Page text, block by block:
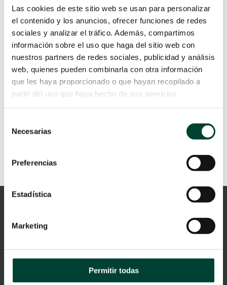
Las cookies de este sitio web se usan para personalizar
el contenido y los anuncios, ofrecer funciones de redes
sociales y analizar el tráfico. Además, compartimos
información sobre el uso que haga del sitio web con
nuestros partners de redes sociales, publicidad y análisis
web, quienes pueden combinarla con otra información
que les haya proporcionado o que hayan recopilado a
partir del uso que haya hecho de sus servicios.
Necesarias
Preferencias
Estadística
Marketing
Permitir todas
de los tratamientos más utilizado en
el mundo del acceso vascular. Los
resultados espectaculares de sus
inicios con Fleming en los años
1920, con los primeros fármacos,
contrastan con las consecuencias
negativas que está provocando...
LEER MÁS
Aviso Legal